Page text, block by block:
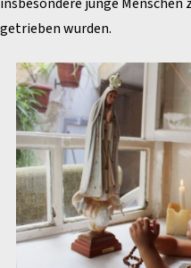
getrieben wurden.